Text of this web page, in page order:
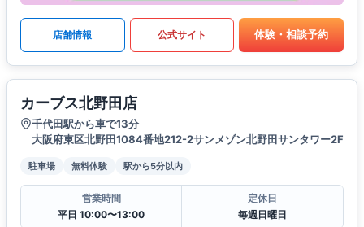
店舗情報 公式サイト 体験・相談予約
カーブス北野田店
千代田駅から車で13分
大阪府東区北野田1084番地212-2サンメゾン北野田サンタワー2F
駐車場 無料体験 駅から5分以内
営業時間
平日 10:00〜13:00
定休日
毎週日曜日